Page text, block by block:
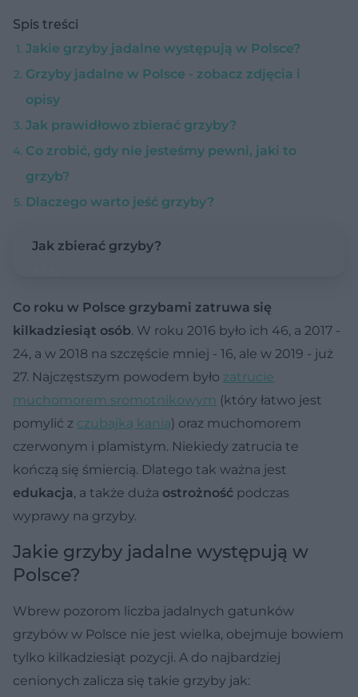
Spis treści
Jakie grzyby jadalne występują w Polsce?
Grzyby jadalne w Polsce - zobacz zdjęcia i
opisy
Jak prawidłowo zbierać grzyby?
Co zrobić, gdy nie jesteśmy pewni, jaki to
grzyb?
Dlaczego warto jeść grzyby?
Jak zbierać grzyby?
Co roku w Polsce grzybami zatruwa się
kilkadziesiąt osób. W roku 2016 było ich 46, a 2017 -
24, a w 2018 na szczęście mniej - 16, ale w 2019 - już
27. Najczęstszym powodem było zatrucie
muchomorem sromotnikowym (który łatwo jest
pomylić z czubajką kanią) oraz muchomorem
czerwonym i plamistym. Niekiedy zatrucia te
kończą się śmiercią. Dlatego tak ważna jest
edukacja, a także duża ostrożność podczas
wyprawy na grzyby.
Jakie grzyby jadalne występują w
Polsce?
Wbrew pozorom liczba jadalnych gatunków
grzybów w Polsce nie jest wielka, obejmuje bowiem
tylko kilkadziesiąt pozycji. A do najbardziej
cenionych zalicza się takie grzyby jak: